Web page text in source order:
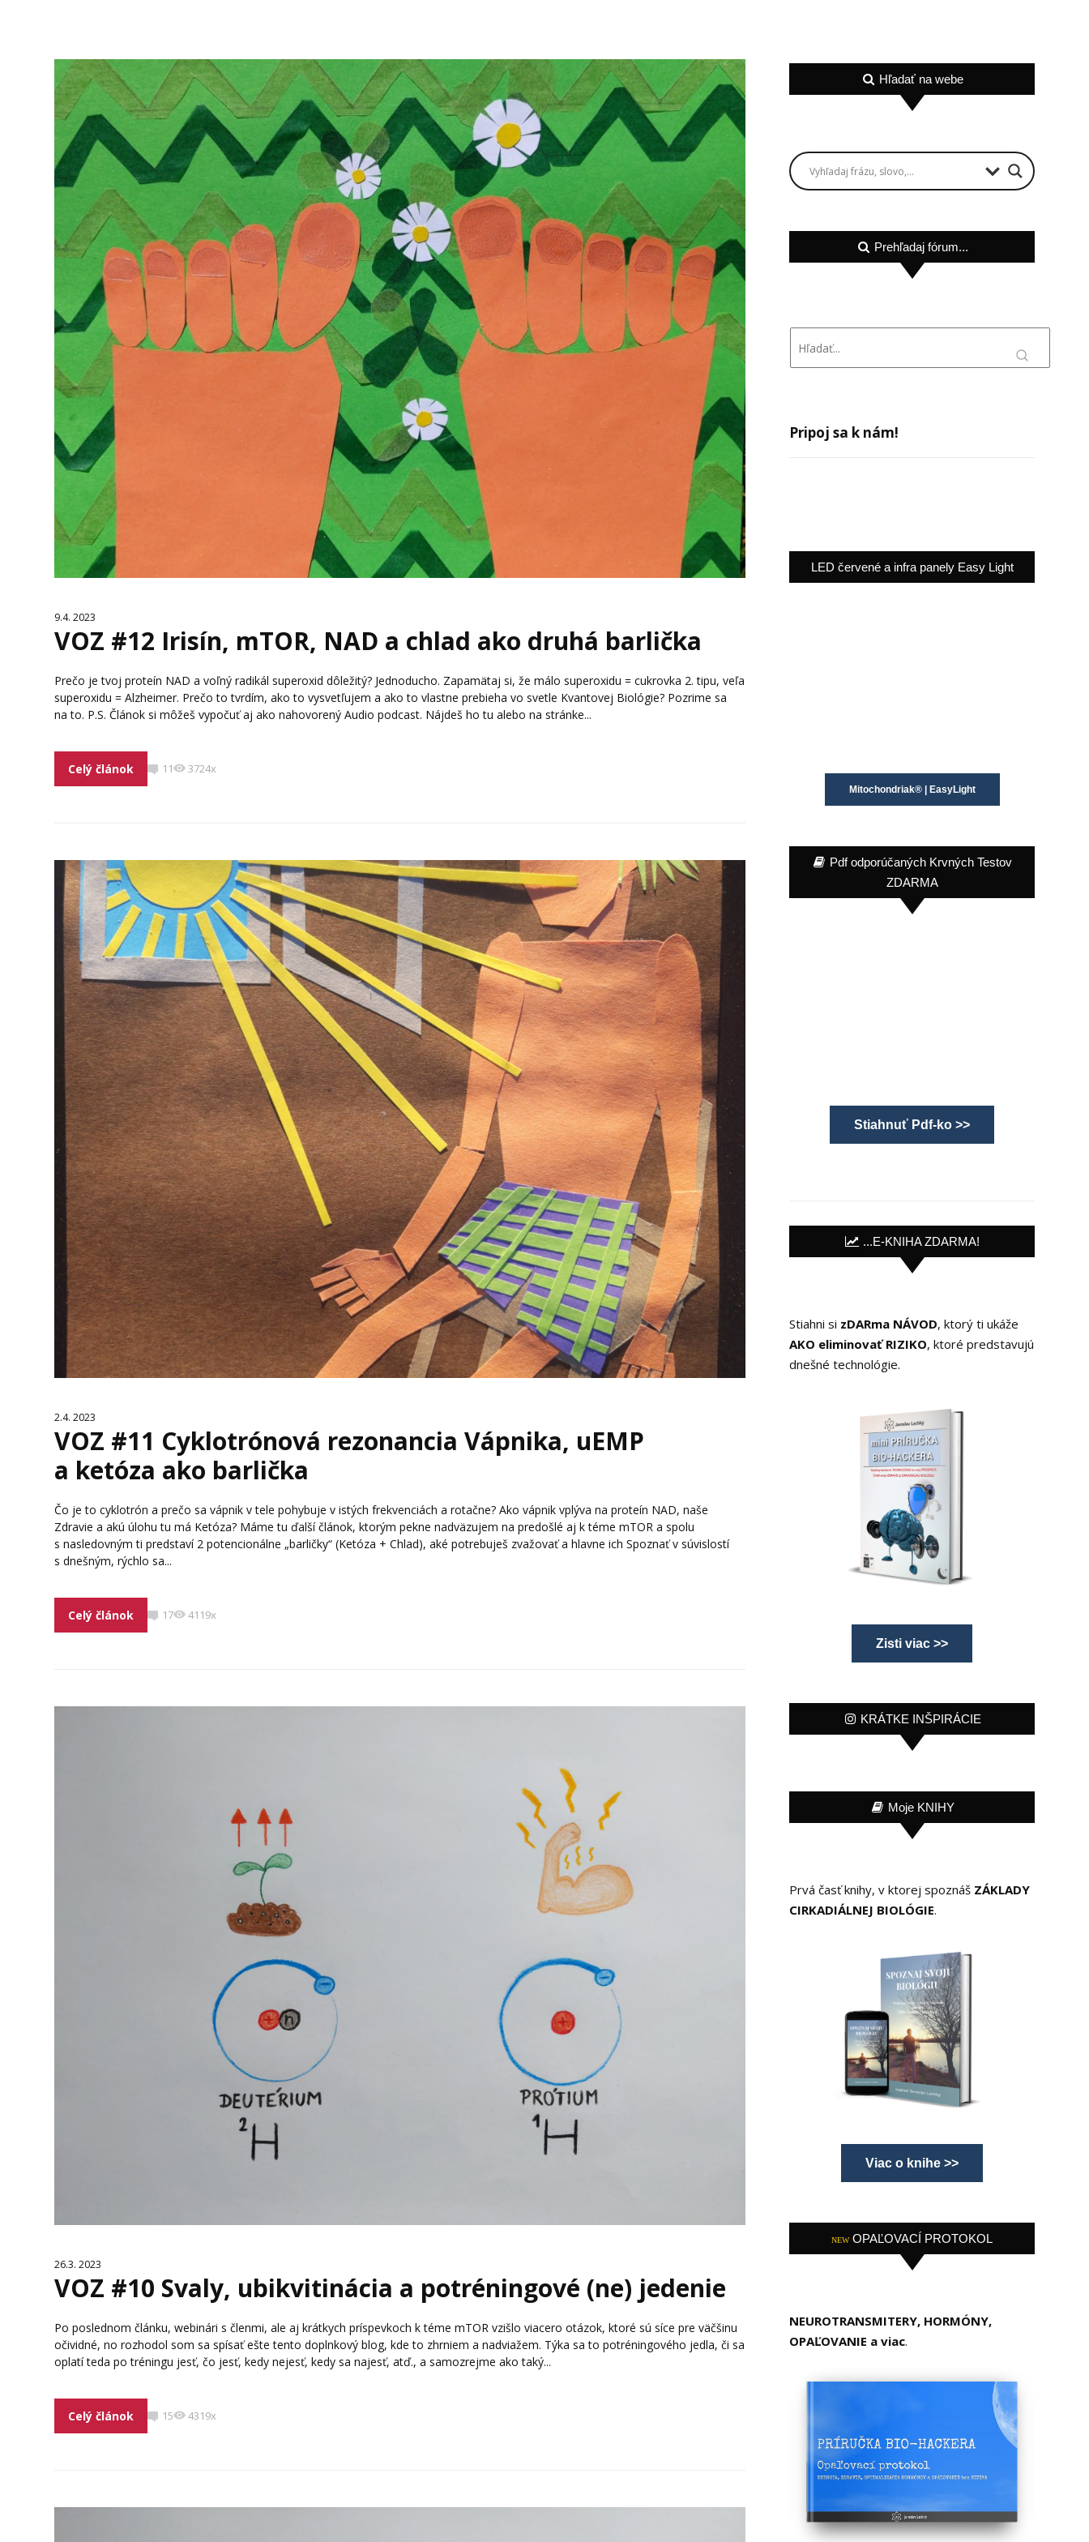
9.4. 2023
VOZ #12 Irisín, mTOR, NAD a chlad ako druhá barlička
Prečo je tvoj proteín NAD a voľný radikál superoxid dôležitý? Jednoducho. Zapamätaj si, že málo superoxidu = cukrovka 2. tipu, veľa
superoxidu = Alzheimer. Prečo to tvrdím, ako to vysvetľujem a ako to vlastne prebieha vo svetle Kvantovej Biológie? Pozrime sa
na to. P.S. Článok si môžeš vypočuť aj ako nahovorený Audio podcast. Nájdeš ho tu alebo na stránke...
Celý článok 11 3724x
2.4. 2023
VOZ #11 Cyklotrónová rezonancia Vápnika, uEMP
a ketóza ako barlička
Čo je to cyklotrón a prečo sa vápnik v tele pohybuje v istých frekvenciách a rotačne? Ako vápnik vplýva na proteín NAD, naše
Zdravie a akú úlohu tu má Ketóza? Máme tu ďalší článok, ktorým pekne nadväzujem na predošlé aj k téme mTOR a spolu
s nasledovným ti predstaví 2 potencionálne „barličky“ (Ketóza + Chlad), aké potrebuješ zvažovať a hlavne ich Spoznať v súvislostí
s dnešným, rýchlo sa...
Celý článok 17 4119x
26.3. 2023
VOZ #10 Svaly, ubikvitinácia a potréningové (ne) jedenie
Po poslednom článku, webinári s členmi, ale aj krátkych príspevkoch k téme mTOR vzišlo viacero otázok, ktoré sú síce pre väčšinu
očividné, no rozhodol som sa spísať ešte tento doplnkový blog, kde to zhrniem a nadviažem. Týka sa to potréningového jedla, či sa
oplatí teda po tréningu jesť, čo jesť, kedy nejesť, kedy sa najesť, atď., a samozrejme ako taký...
Celý článok 15 4319x
Hľadať na webe
Prehľadaj fórum...
Pripoj sa k nám!
LED červené a infra panely Easy Light
Mitochondriak® | EasyLight
Pdf odporúčaných Krvných Testov
ZDARMA
Stiahnuť Pdf-ko >>
...E-KNIHA ZDARMA!
Stiahni si zDARma NÁVOD, ktorý ti ukáže
AKO eliminovať RIZIKO, ktoré predstavujú
dnešné technológie.
Zisti viac >>
KRÁTKE INŠPIRÁCIE
Moje KNIHY
Prvá časť knihy, v ktorej spoznáš ZÁKLADY
CIRKADIÁLNEJ BIOLÓGIE.
Viac o knihe >>
NEW OPAĽOVACÍ PROTOKOL
NEUROTRANSMITERY, HORMÓNY,
OPAĽOVANIE a viac.